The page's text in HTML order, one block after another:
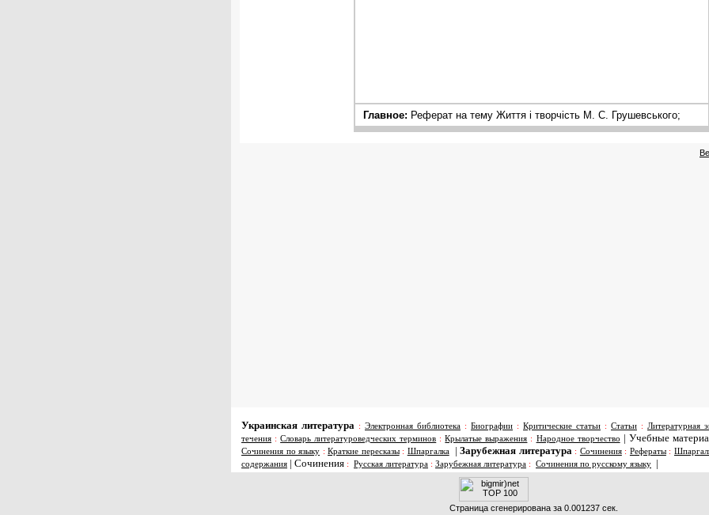
Главное: Реферат на тему Життя і творчість М. С. Грушевського;
Украинская литература : Электронная библиотека : Биографии : Критические статьи : Статьи : Литературная
течения :Словарь литературоведческих терминов :Крылатые выражения : Народное творчество | Учебные
Сочинения по языку :Краткие пересказы: Шпаргалка | Зарубежная литература : Сочинения: Рефераты:
содержания | Сочинения : Русская литература : Зарубежная литература : Сочинения по русскому языку |
Страница сгенерирована за 0.001237 сек.